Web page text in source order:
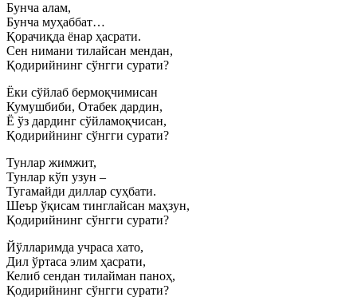
Бунча алам,
Бунча муҳаббат…
Қорачиқда ёнар ҳасрати.
Сен нимани тилайсан мендан,
Қодирийнинг сўнгги сурати?
Ёки сўйлаб бермоқчимисан
Кумушбиби, Отабек дардин,
Ё ўз дардинг сўйламоқчисан,
Қодирийнинг сўнгги сурати?
Тунлар жимжит,
Тунлар кўп узун –
Тугамайди диллар суҳбати.
Шеър ўқисам тинглайсан маҳзун,
Қодирийнинг сўнгги сурати?
Йўлларимда учраса хато,
Дил ўртаса элим ҳасрати,
Келиб сендан тилайман паноҳ,
Қодирийнинг сўнгги сурати?